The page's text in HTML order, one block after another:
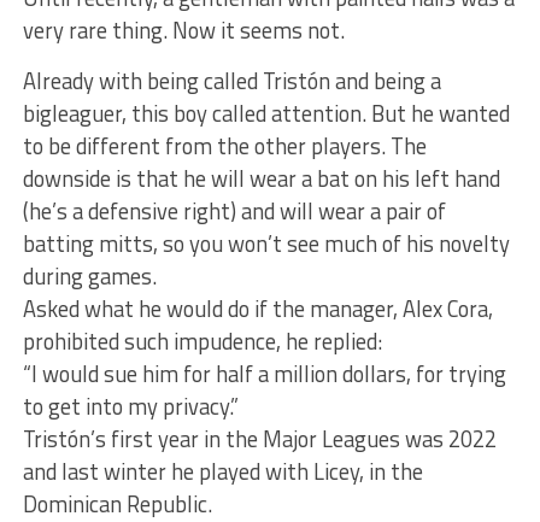
very rare thing. Now it seems not.
Already with being called Tristón and being a
bigleaguer, this boy called attention. But he wanted
to be different from the other players. The
downside is that he will wear a bat on his left hand
(he’s a defensive right) and will wear a pair of
batting mitts, so you won’t see much of his novelty
during games.
Asked what he would do if the manager, Alex Cora,
prohibited such impudence, he replied:
“I would sue him for half a million dollars, for trying
to get into my privacy.”
Tristón’s first year in the Major Leagues was 2022
and last winter he played with Licey, in the
Dominican Republic.